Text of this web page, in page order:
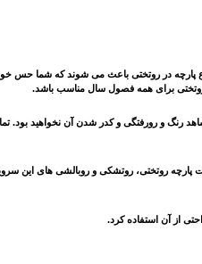
در روتختی باعث می شوند که شما حس
برای همه فصول سال مناسب باشد.
رنگ و رورفتگی و کدر شدن آن نخواهید بود.
و 2 عدد روکوسنی است. بافت پارچه روتختی، روتشکی و
از آن استفاده کرد.